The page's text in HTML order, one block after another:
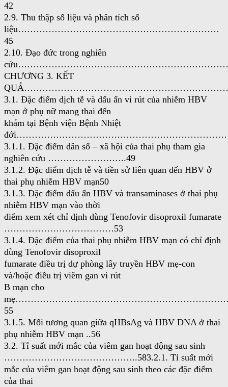
42
2.9. Thu thập số liệu và phân tích số
liệu…………………………………………………………
45
2.10. Đạo đức trong nghiên
CHƯƠNG 3. KẾT
3.1. Đặc điểm dịch tễ và dấu ấn vi rút của nhiễm HBV
mạn ở phụ nữ mang thai đến
khám tại Bệnh viện Bệnh Nhiệt
3.1.1. Đặc điểm dân số – xã hội của thai phụ tham gia
nghiên cứu ……………………..49
3.1.2. Đặc điểm dịch tễ và tiền sử liên quan đến HBV ở
thai phụ nhiễm HBV mạn50
3.1.3. Đặc điểm dấu ấn HBV và transaminases ở thai phụ
nhiễm HBV mạn vào thời
điểm xem xét chỉ định dùng Tenofovir disoproxil fumarate
………………………………53
3.1.4. Đặc điểm của thai phụ nhiễm HBV mạn có chỉ định
dùng Tenofovir disoproxil
fumarate điều trị dự phòng lây truyền HBV mẹ-con
và/hoặc điều trị viêm gan vi rút
B mạn cho
55
3.1.5. Mối tương quan giữa qHBsAg và HBV DNA ở thai
phụ nhiễm HBV mạn ..56
3.2. Tỉ suất mới mắc của viêm gan hoạt động sau sinh
……………………………………..583.2.1. Tỉ suất mới
mắc của viêm gan hoạt động sau sinh theo các đặc điểm
của thai